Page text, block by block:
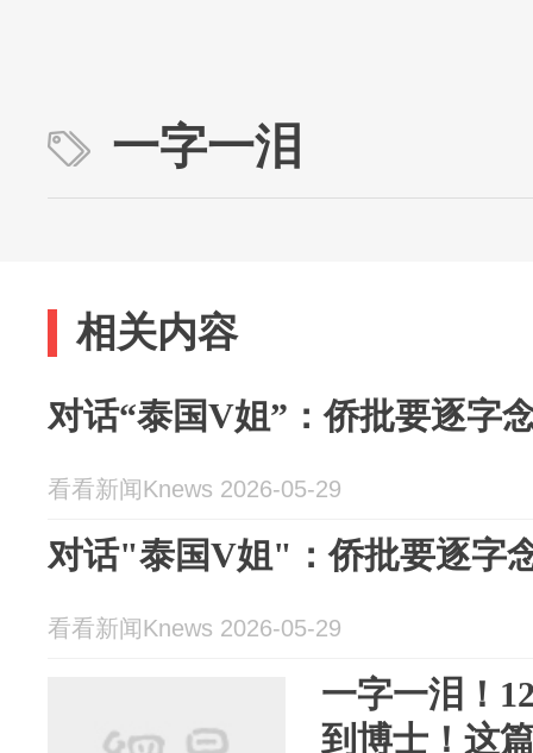
一字一泪
相关内容
对话“泰国V姐”：侨批要逐字
看看新闻Knews 2026-05-29
对话"泰国V姐"：侨批要逐字
看看新闻Knews 2026-05-29
一字一泪！
到博士！这